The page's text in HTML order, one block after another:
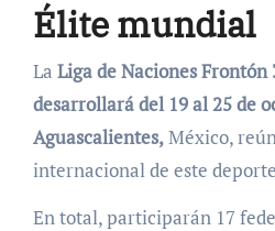
Élite mundial
La Liga de Naciones Frontón
desarrollará del 19 al 25 de
Aguascalientes,México,
internacional de este
En total, participarán 17